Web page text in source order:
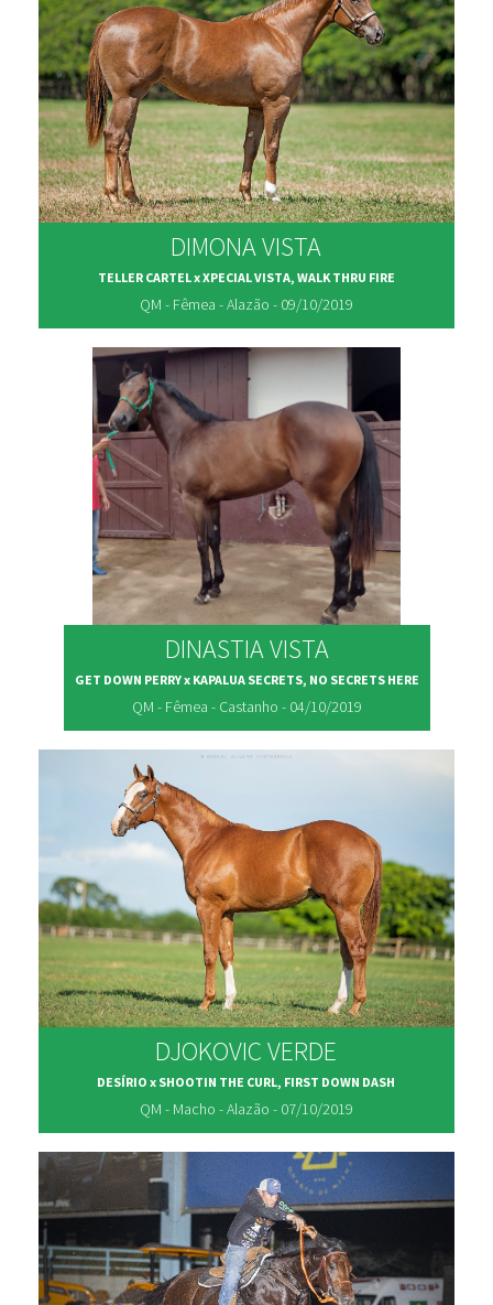
DIMONA VISTA
TELLER CARTEL x XPECIAL VISTA, WALK THRU FIRE
QM - Fêmea - Alazão - 09/10/2019
DINASTIA VISTA
GET DOWN PERRY x KAPALUA SECRETS, NO SECRETS HERE
QM - Fêmea - Castanho - 04/10/2019
DJOKOVIC VERDE
DESÍRIO x SHOOTIN THE CURL, FIRST DOWN DASH
QM - Macho - Alazão - 07/10/2019